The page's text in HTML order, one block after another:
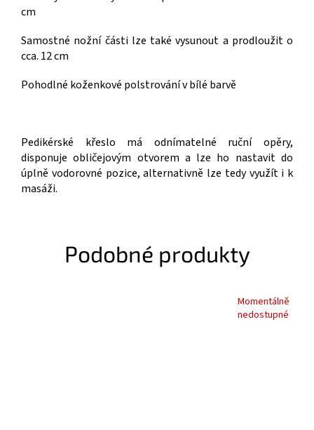
cm
Samostné nožní části lze také vysunout a prodloužit o
cca. 12 cm
Pohodlné koženkové polstrování v bílé barvě
Pedikérské křeslo má odnímatelné ruční opěry,
disponuje obličejovým otvorem a lze ho nastavit do
úplně vodorovné pozice, alternativně lze tedy využít i k
masáži.
Podobné produkty
Momentálně
nedostupné